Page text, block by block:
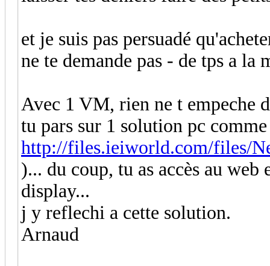
et je suis pas persuadé
ne te demande pas - de tps a la
Avec 1 VM, rien ne t empeche
tu pars sur 1 solution pc
http://files.ieiworld.com/files/
)... du coup, tu as accès au
display...
j y reflechi a cette solution.
Arnaud